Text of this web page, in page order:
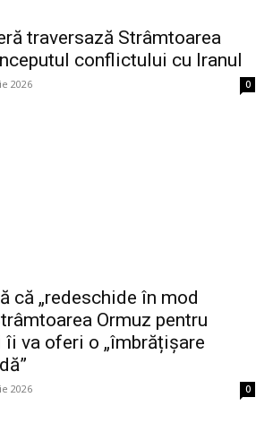
traversază Strâmtoarea
conflictului cu Iranul
2026 0
că „redeschide în mod
Ormuz pentru
îi va oferi o „îmbrățișare
2026 0